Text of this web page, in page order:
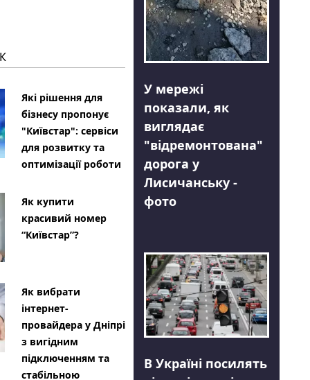
Які рішення для
бізнесу пропонує
"Київстар": сервіси
для розвитку та
оптимізації роботи
Як купити
красивий номер
“Київстар”?
Як вибрати
інтернет-
провайдера у Дніпрі
з вигідним
підключенням та
стабільною
У мережі
показали, як
виглядає
"відремонтована"
дорога у
Лисичанську -
фото
В Україні посилять